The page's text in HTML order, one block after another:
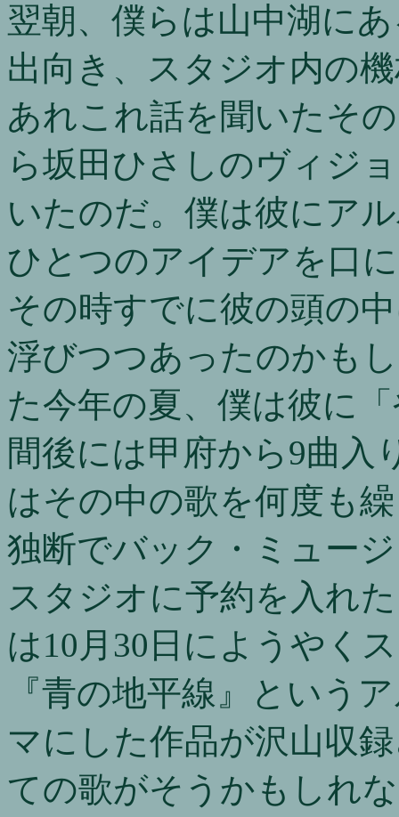
翌朝、僕らは山中湖に
出向き、スタジオ内の
あれこれ話を聞いたそ
ら坂田ひさしのヴィジ
いたのだ。僕は彼にア
ひとつのアイデアを口
その時すでに彼の頭の
浮びつつあったのかも
た今年の夏、僕は彼に
間後には甲府から9曲入
はその中の歌を何度も
独断でバック・ミュー
スタジオに予約を入れ
は10月30日にようやく
『青の地平線』という
マにした作品が沢山収
ての歌がそうかもしれ